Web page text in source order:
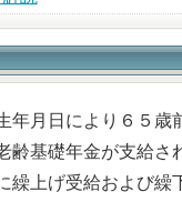
年月日により６５歳
齢基礎年金が支給さ
繰上げ受給および